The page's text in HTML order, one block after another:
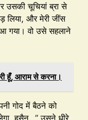
उसकी चूचियां ब्रा से
लिया, और मेरी जींस
गया। वो उसे सहलाने
हूँ, आराम से करना।
गोद में बैठने को
हुसैन…” उसने धीरे